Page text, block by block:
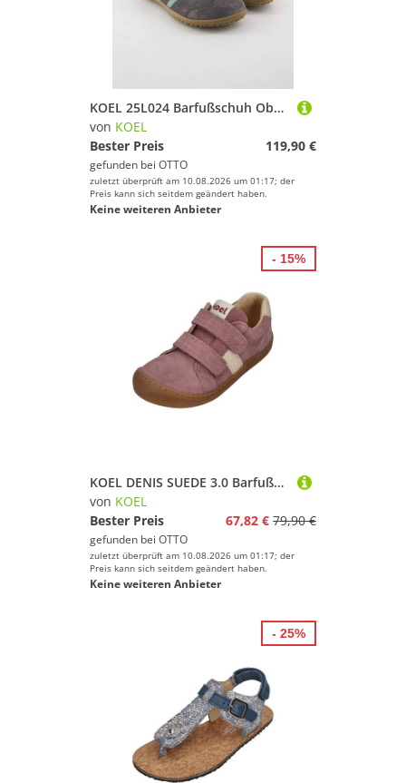
KOEL 25L024 Barfußschuh Obermaterial: Leder
von KOEL
Bester Preis
119,90 €
gefunden bei OTTO
zuletzt überprüft am 10.08.2026 um 01:17; der
Preis kann sich seitdem geändert haben.
Keine weiteren Anbieter
KOEL DENIS SUEDE 3.0 Barfußschuh Old Pink
von KOEL
Bester Preis
67,82 € 79,90 €
gefunden bei OTTO
zuletzt überprüft am 10.08.2026 um 01:17; der
Preis kann sich seitdem geändert haben.
Keine weiteren Anbieter
- 15%
- 25%